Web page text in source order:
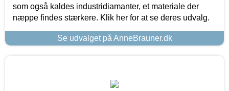
som også kaldes industridiamanter, et materiale der
næppe findes stærkere. Klik her for at se deres udvalg.
Se udvalget på AnneBrauner.dk